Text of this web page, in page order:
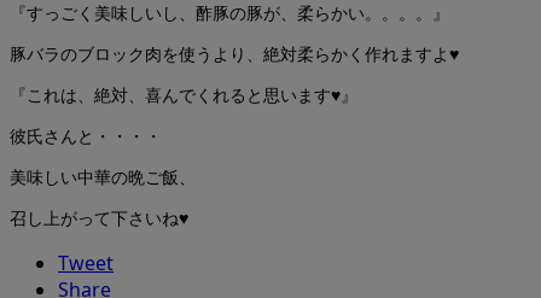
『すっごく美味しいし、酢豚の豚が、柔らかい。。。。』
豚バラのブロック肉を使うより、絶対柔らかく作れますよ♥
『これは、絶対、喜んでくれると思います♥』
彼氏さんと・・・・
美味しい中華の晩ご飯、
召し上がって下さいね♥
Tweet
Share